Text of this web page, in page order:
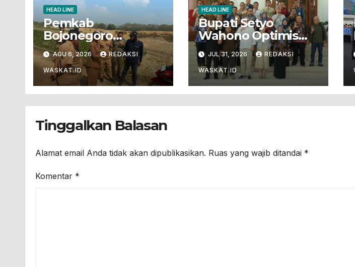
HEAD LINE
Pemkab
Bojonegoro
Hentikan
Pengerukan Dan
Penjualan Tanah
Dari Lahan
Pertanian
AGU 6, 2026 REDAKSI
WASKAT.ID
HEAD LINE
Bupati Setyo
Wahono Optimis
Bojonegoro Masuk
Unesco Global
Geopark
JUL 31, 2026 REDAKSI
WASKAT.ID
Tinggalkan Balasan
Alamat email Anda tidak akan dipublikasikan. Ruas yang wajib ditandai *
Komentar *